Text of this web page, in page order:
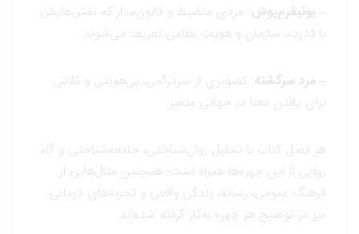
– یونیفرم‌پوش: مردی منضبط و قانون‌مدار که نقش‌هایش
با قدرت، سازمان و هویت نظامی تعریف می‌شوند.
– مرد سرگشته: تصویری از سردرگمی، بی‌هویتی و تلاش
برای یافتن معنا در جهانی متغیر.
هر فصل کتاب با تحلیل روان‌شناختی، جامعه‌شناختی و گاه
روایی از این چهره‌ها همراه است؛ همچنین مثال‌هایی از
فرهنگ عمومی، رسانه، زندگی واقعی و تجربه‌های درمانی
نیز در توضیح هر چهره به‌کار گرفته شده‌اند.